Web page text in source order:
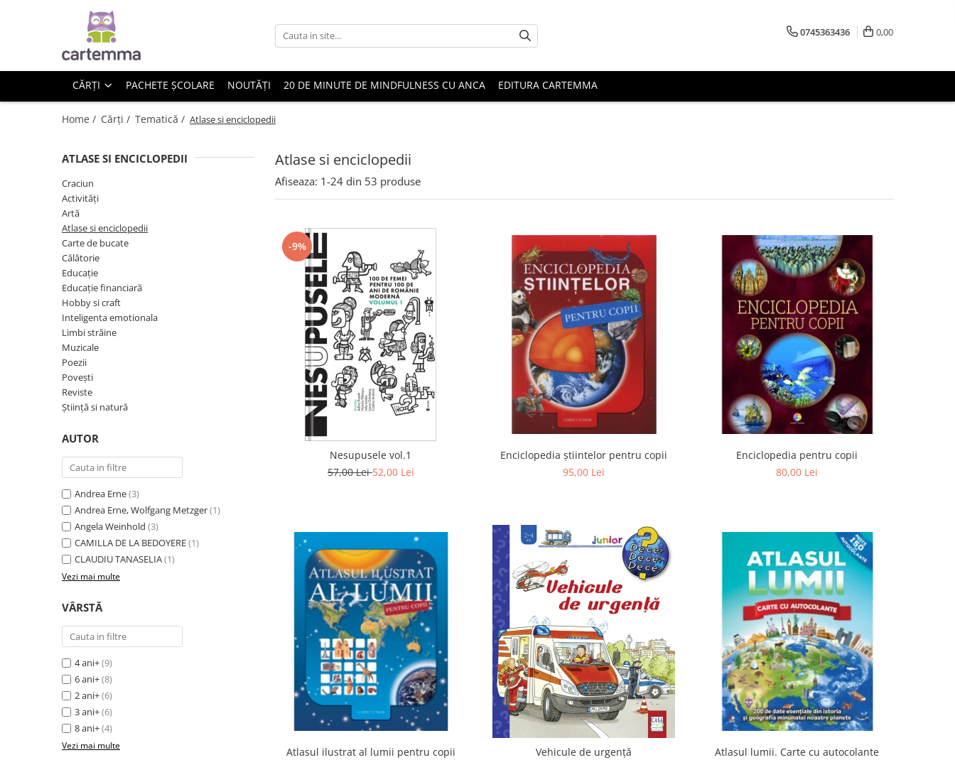
Craciun
Atlase si enciclopedii
Educație financiară
Hobby si craft
Inteligenta emotionala
Limbi străine
Știință si natură
toate vârstele
Editura Univers
Editura Aramis
Editura Arthur
Editura Bookzone
Editura Cartea Copiilor
Editura Cartemma
Editura Casa
Editura Corint
0745363436 0,00
CĂRȚI PACHETE ȘCOLARE NOUTĂȚI 20 DE MINUTE DE MINDFULNESS CU ANCA EDITURA CARTEMMA
Home / Cărți / Tematică / Atlase si enciclopedii
Atlase si enciclopedii
ATLASE SI ENCICLOPEDII
Craciun
Activități
Artă
Atlase si enciclopedii
Carte de bucate
Călătorie
Educație
Educație financiară
Hobby si craft
Inteligenta emotionala
Limbi străine
Muzicale
Poezii
Povești
Reviste
Știință si natură
AUTOR
Andrea Erne(3)
Andrea Erne, Wolfgang Metzger(1)
Angela Weinhold (3)
CAMILLA DE LA BEDOYERE(1)
CLAUDIU TANASELIA(1)
Vezi mai multe
VÂRSTĂ
4 ani+(9)
6 ani+(8)
2 ani+(6)
3 ani+(6)
8 ani+(4)
Vezi mai multe
Afiseaza: 1-24 din 53 produse
-9%
Nesupusele vol.1
57,00 Lei52,00 Lei
Enciclopedia știintelor pentru copii
95,00 Lei
Enciclopedia pentru copii
80,00 Lei
Atlasul ilustrat al lumii pentru copii
Vehicule de urgenţă
Atlasul lumii. Carte cu autocolante